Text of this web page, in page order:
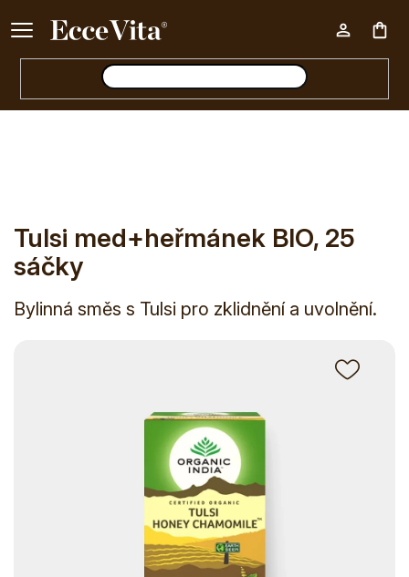
Ke každému nákupu nad 500 Kč dárek zdarma 📦
E-shop Doplňky stravy Byliny Bylinné směsi Bylinné
Tulsi med+heřmánek BIO, 25
sáčky
Bylinná směs s Tulsi pro zklidnění a uvolnění.